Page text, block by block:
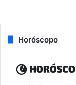
Horóscopo